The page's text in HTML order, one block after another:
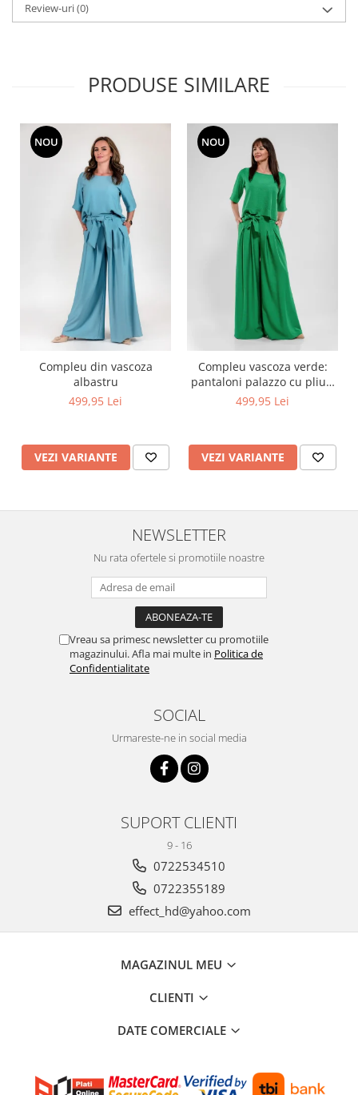
Review-uri(0)
PRODUSE SIMILARE
NOU
Compleu din vascoza
albastru
499,95 Lei
VEZI VARIANTE
NOU
Compleu vascoza verde:
pantaloni palazzo cu pliuri
si bluza asimetrica cu
499,95 Lei
VEZI VARIANTE
NEWSLETTER
Nu rata ofertele si promotiile noastre
Vreau sa primesc newsletter cu promotiile
magazinului. Afla mai multe in Politica de
Confidentialitate
SOCIAL
Urmareste-ne in social media
SUPORT CLIENTI
9 - 16
0722534510
0722355189
effect_hd@yahoo.com
MAGAZINUL MEU
CLIENTI
DATE COMERCIALE